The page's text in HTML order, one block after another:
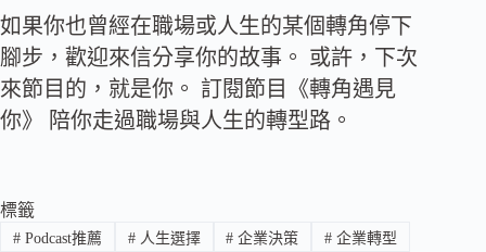
如果你也曾經在職場或人生的某個轉角停下
腳步，歡迎來信分享你的故事。 或許，下次
來節目的，就是你。 訂閱節目《轉角遇見
你》 陪你走過職場與人生的轉型路。
標籤
#Podcast推薦 #人生選擇 # 企業決策 # 企業轉型